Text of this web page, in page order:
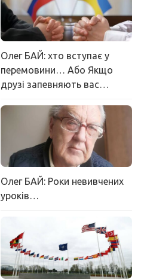
Олег БАЙ: хто вступає у
перемовини… Або Якщо
друзі запевняють вас…
Олег БАЙ: Роки невивчених
уроків…